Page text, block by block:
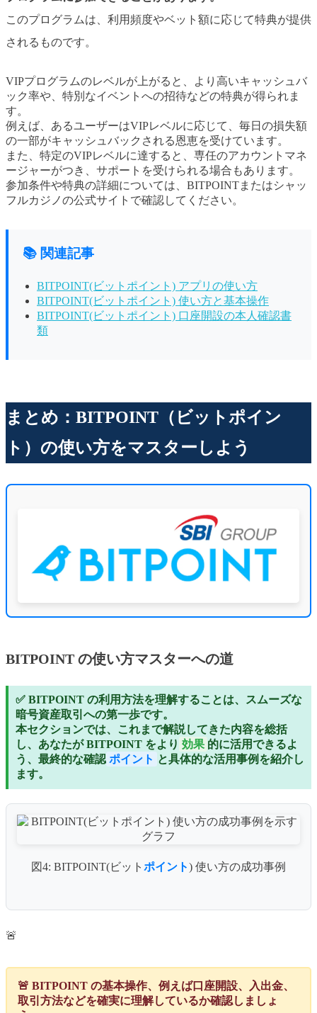
このプログラムは、利用頻度やベット額に応じて特典が提供
されるものです。
VIPプログラムのレベルが上がると、より高いキャッシュバ
ック率や、特別なイベントへの招待などの特典が得られま
す。
例えば、あるユーザーはVIPレベルに応じて、毎日の損失額
の一部がキャッシュバックされる恩恵を受けています。
また、特定のVIPレベルに達すると、専任のアカウントマネ
ージャーがつき、サポートを受けられる場合もあります。
参加条件や特典の詳細については、BITPOINTまたはシャッ
フルカジノの公式サイトで確認してください。
📚 関連記事
BITPOINT(ビットポイント) アプリの使い方
BITPOINT(ビットポイント) 使い方と基本操作
BITPOINT(ビットポイント) 口座開設の本人確認書
類
まとめ：BITPOINT（ビットポイン
ト）の使い方をマスターしよう
BITPOINT の使い方マスターへの道
✅ BITPOINT の利用方法を理解することは、スムーズな
暗号資産取引への第一歩です。
本セクションでは、これまで解説してきた内容を総括
し、あなたが BITPOINT をより 効果 的に活用できるよ
う、最終的な確認 ポイント と具体的な活用事例を紹介し
ます。
図4: BITPOINT(ビット ポイント) 使い方の成功事例
🚨
🚨 BITPOINT の基本操作、例えば口座開設、入出金、
取引方法などを確実に理解しているか確認しましょ